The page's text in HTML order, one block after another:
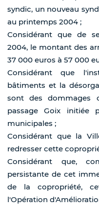
syndic, un nouveau
au printemps 2004 ;
Considérant que de
2004, le montant des
37 000 euros à 57 000
Considérant que
bâtiments et la
sont des dommages
passage Goix initiée
municipales ;
Considérant que la
redresser cette
Considérant que,
persistante de cet
de la copropriété,
l'Opération